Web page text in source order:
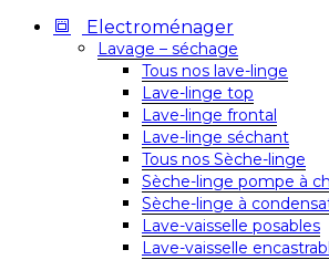
Electroménager
Lavage – séchage
Tous nos lave-linge
Lave-linge top
Lave-linge frontal
Lave-linge séchant
Tous nos Sèche-linge
Sèche-linge pompe à
Sèche-linge à
Lave-vaisselle posables
Lave-vaisselle